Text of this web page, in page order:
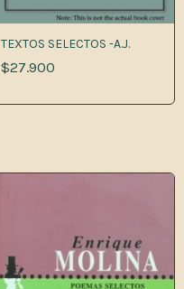
TEXTOS SELECTOS -A.J.
$27.900